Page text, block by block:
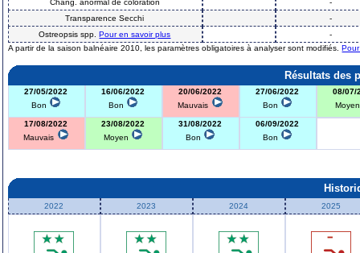
Chang. anormal de coloration
-
Transparence Secchi
-
Ostreopsis spp.Pour en savoir plus
-
A partir de la saison balnéaire 2010, les paramètres obligatoires à analyser sont modifiés.
Résultats des
27/05/2022
Bon
16/06/2022
Bon
20/06/2022
Mauvais
27/06/2022
Bon
08/07/
17/08/2022
Mauvais
23/08/2022
Moyen
31/08/2022
Bon
06/09/2022
Bon
2022 2023 2024 2025